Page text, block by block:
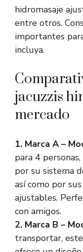
hidromasaje
entre otros.
importantes
incluya.
jacuzzis
mercado
1. Marca A –
para 4
por su sistema
así como por
ajustables.
con amigos.
2. Marca B –
transportar,